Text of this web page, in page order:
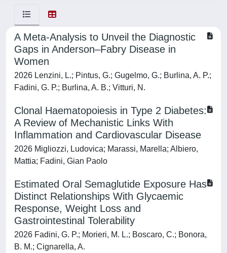
A Meta-Analysis to Unveil the Diagnostic
Gaps in Anderson–Fabry Disease in
Women
2026 Lenzini, L.; Pintus, G.; Gugelmo, G.; Burlina, A. P.;
Fadini, G. P.; Burlina, A. B.; Vitturi, N.
Clonal Haematopoiesis in Type 2 Diabetes:
A Review of Mechanistic Links With
Inflammation and Cardiovascular Disease
2026 Migliozzi, Ludovica; Marassi, Marella; Albiero,
Mattia; Fadini, Gian Paolo
Estimated Oral Semaglutide Exposure Has
Distinct Relationships With Glycaemic
Response, Weight Loss and
Gastrointestinal Tolerability
2026 Fadini, G. P.; Morieri, M. L.; Boscaro, C.; Bonora,
B. M.; Cignarella, A.